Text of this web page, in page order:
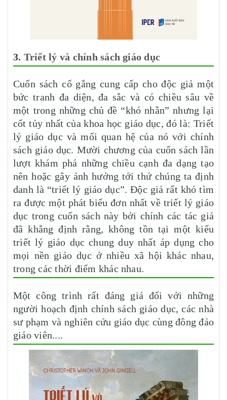
3. Triết lý và chính sách giáo dục
Cuốn sách cố gắng cung cấp cho độc giả một
bức tranh đa diện, đa sắc và có chiều sâu về
một trong những chủ đề “khó nhằn” nhưng lại
cốt tủy nhất của khoa học giáo dục, đó là: Triết
lý giáo dục và mối quan hệ của nó với chính
sách giáo dục. Mười chương của cuốn sách lần
lượt khám phá những chiều cạnh đa dạng tạo
nên hoặc gây ảnh hưởng tới thứ chúng ta định
danh là “triết lý giáo dục”. Độc giả rất khó tìm
ra được một phát biểu đơn nhất về triết lý giáo
dục trong cuốn sách này bởi chính các tác giả
đã khẳng định rằng, không tồn tại một kiểu
triết lý giáo dục chung duy nhất áp dụng cho
mọi nền giáo dục ở nhiều xã hội khác nhau,
trong các thời điểm khác nhau.
Một công trình rất đáng giá đối với những
người hoạch định chính sách giáo dục, các nhà
sư phạm và nghiên cứu giáo dục cùng đông đảo
giáo viên....